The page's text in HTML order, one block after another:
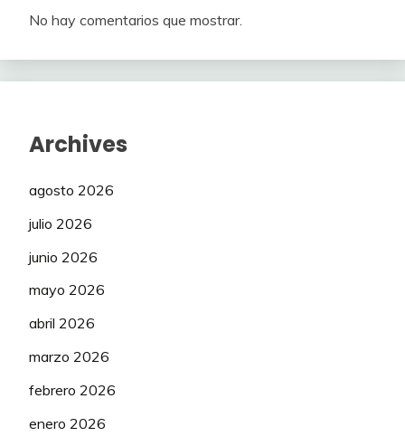
No hay comentarios que mostrar.
Archives
agosto 2026
julio 2026
junio 2026
mayo 2026
abril 2026
marzo 2026
febrero 2026
enero 2026